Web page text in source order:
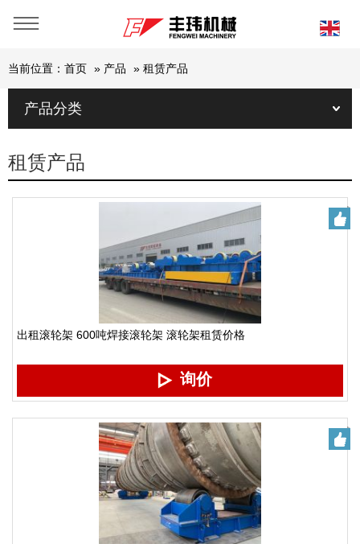
当前位置： 首页 » 产品 » 租赁产品
产品分类
租赁产品
出租滚轮架 600吨焊接滚轮架 滚轮架租赁价格
询价